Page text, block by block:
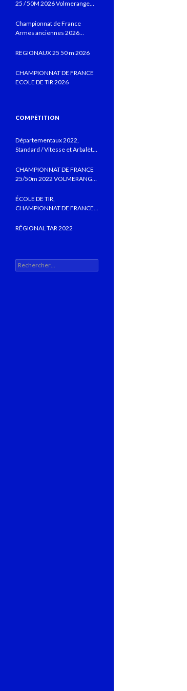
25 / 50M 2026 Volmerange
Championnat de France
Armes anciennes 2026
REGIONAUX 25 50 m 2026
CHAMPIONNAT DE FRANCE
ECOLE DE TIR 2026
COMPÉTITION
Départementaux 2022,
Standard / Vitesse et Arbalète
TSB
CHAMPIONNAT DE FRANCE
25/50m 2022 VOLMERANGE
ÉCOLE DE TIR,
CHAMPIONNAT DE FRANCE
BELLES PERFORMANCES
RÉGIONAL TAR 2022
Rechercher :